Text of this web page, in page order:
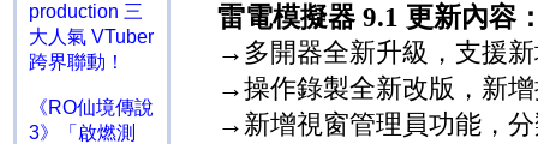
production 三
大人氣 VTuber
跨界聯動！
《RO仙境傳說
3》「啟燃測
雷電模擬器 9.1 更新內容
→ 多開器全新升級，支援
→操作錄製全新改版，新
→ 新增視窗管理員功能，